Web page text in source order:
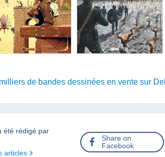
milliers de bandes dessinées en vente sur
été rédigé par
articles
Share on
Facebook